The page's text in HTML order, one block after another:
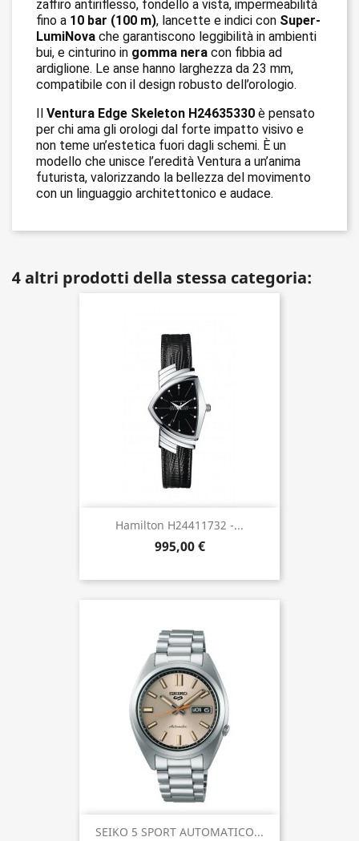
zaffiro antiriflesso, fondello a vista, impermeabilità
fino a 10 bar (100 m), lancette e indici con Super-
LumiNova che garantiscono leggibilità in ambienti
bui, e cinturino in gomma nera con fibbia ad
ardiglione. Le anse hanno larghezza da 23 mm,
compatibile con il design robusto dell’orologio.
Il Ventura Edge Skeleton H24635330 è pensato
per chi ama gli orologi dal forte impatto visivo e
non teme un’estetica fuori dagli schemi. È un
modello che unisce l’eredità Ventura a un’anima
futurista, valorizzando la bellezza del movimento
con un linguaggio architettonico e audace.
4 altri prodotti della stessa categoria:
Hamilton H24411732 -...
995,00 €
SEIKO 5 SPORT AUTOMATICO...